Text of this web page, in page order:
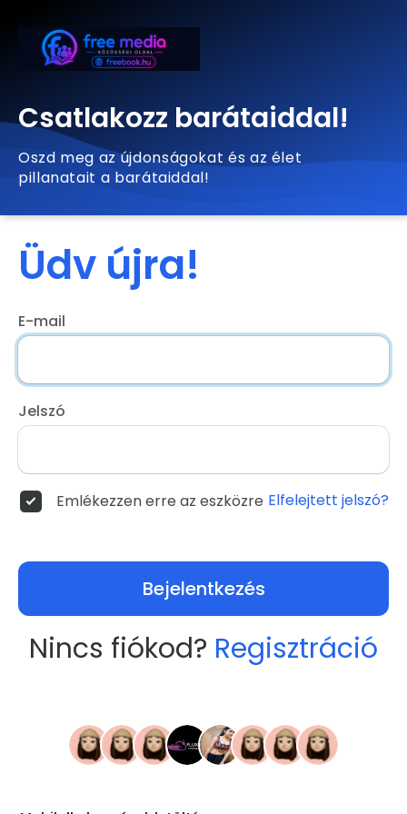
Csatlakozz barátaiddal!
Oszd meg az újdonságokat és az élet
pillanatait a barátaiddal!
Üdv újra!
E-mail
Jelszó
Emlékezzen erre az eszközre Elfelejtett jelszó?
Bejelentkezés
Nincs fiókod? Regisztráció